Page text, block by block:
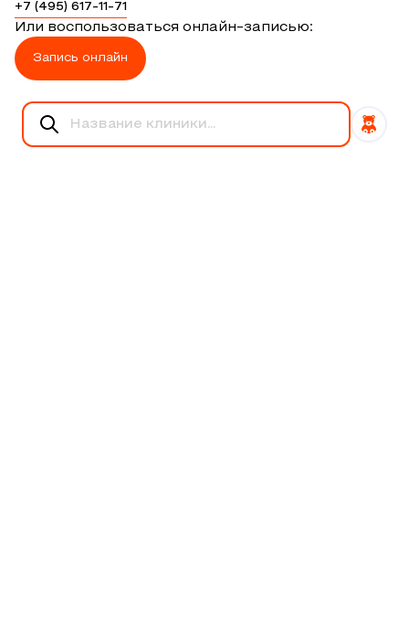
+7 (495) 617-11-71
Или воспользоваться онлайн-записью:
Запись онлайн